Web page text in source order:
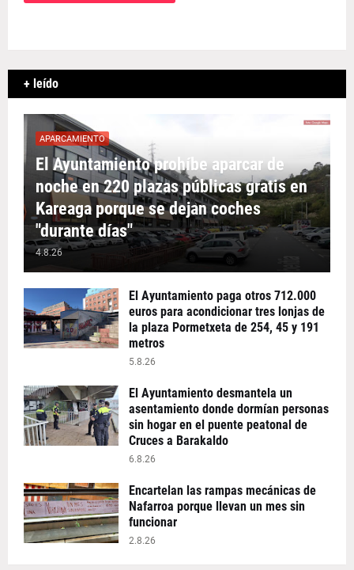
+ leído
APARCAMIENTO
El Ayuntamiento prohíbe aparcar de
noche en 220 plazas públicas gratis en
Kareaga porque se dejan coches
"durante días"
4.8.26
El Ayuntamiento paga otros 712.000
euros para acondicionar tres lonjas de
la plaza Pormetxeta de 254, 45 y 191
metros
5.8.26
El Ayuntamiento desmantela un
asentamiento donde dormían personas
sin hogar en el puente peatonal de
Cruces a Barakaldo
6.8.26
Encartelan las rampas mecánicas de
Nafarroa porque llevan un mes sin
funcionar
2.8.26